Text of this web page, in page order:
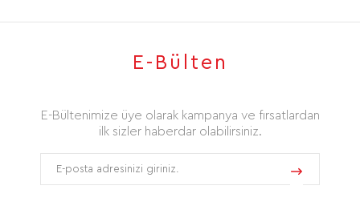
E-Bülten
E-Bültenimize üye olarak kampanya ve fırsatlardan
ilk sizler haberdar olabilirsiniz.